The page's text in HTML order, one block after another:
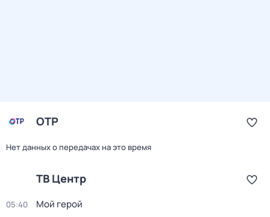
ОТР
Нет данных о передачах на это время
ТВ Центр
05:40 Мой герой